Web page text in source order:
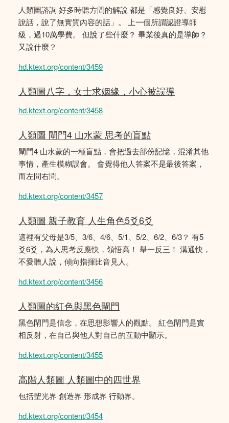
人類圖諮詢 好多時聽方間的解說 都是「感覺良好、安慰
說話，說了無實質內容的話」。 上一個所謂認證導師
級，過10萬學費。 但說了些什麼？ 畢業後真的是導師？
又說什麼？
hd.ktext.org/content/3459
人類圖八字，女士求姻緣，小心被誤導
hd.ktext.org/content/3458
人類圖 閘門4 山水蒙 思考的盲點
閘門4 山水蒙的一種盲點，會把過去部份記憶，混淆其他
事情，產生模糊誤會。 會覺得他人答案不是最後答案，
而左問右問。
hd.ktext.org/content/3457
人類圖 親子教育 人生角色5爻6爻
這裡有父母是3/5、3/6、4/6、5/1、5/2、6/2、6/3？ 有5
爻6爻，為人思考反應快，領悟高！ 舉一反三！ 溝通快，
不愛聽人說，傾向指揮比音見人。
hd.ktext.org/content/3456
人類圖的紅色與黑色閘門
黑色閘門是信念，在思想影響人的觀點。 紅色閘門是實
相反射，在自己與他人對自己的互動中顯示。
hd.ktext.org/content/3455
高階人類圖 人類圖中的四世界
包括聖光界 創造界 形成界 行動界。
hd.ktext.org/content/3454